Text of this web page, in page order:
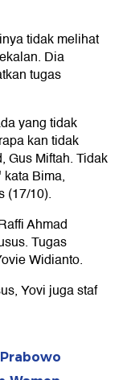
tidak melihat
Dia
tugas
yang tidak
kan tidak
Gus Miftah. Tidak
Bima,
(17/10).
Ahmad
Tugas
Widianto.
Yovi juga staf